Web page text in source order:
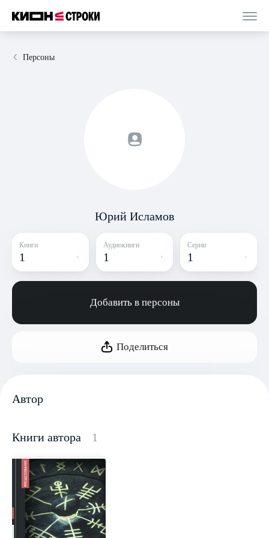
Персоны
Юрий Исламов
Книги
1
Аудиокниги
1
Серии
1
Добавить в персоны
Поделиться
Автор
Книги автора 1